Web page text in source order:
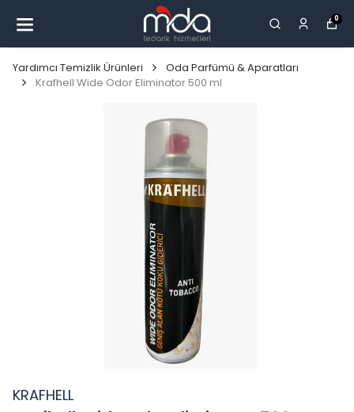
0
Yardımcı Temizlik Ürünleri
Oda Parfümü & Aparatları
Krafhell Wide Odor Eliminator 500 ml
KRAFHELL